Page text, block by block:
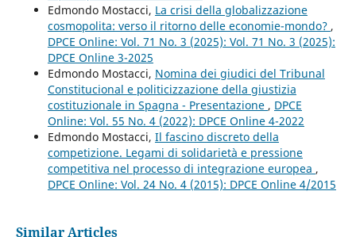
Edmondo Mostacci, La crisi della globalizzazione
cosmopolita: verso il ritorno delle economie-mondo? ,
DPCE Online: Vol. 71 No. 3 (2025): Vol. 71 No. 3 (2025):
DPCE Online 3-2025
Edmondo Mostacci, Nomina dei giudici del Tribunal
Constitucional e politicizzazione della giustizia
costituzionale in Spagna - Presentazione , DPCE
Online: Vol. 55 No. 4 (2022): DPCE Online 4-2022
Edmondo Mostacci, Il fascino discreto della
competizione. Legami di solidarietà e pressione
competitiva nel processo di integrazione europea ,
DPCE Online: Vol. 24 No. 4 (2015): DPCE Online 4/2015
Similar Articles